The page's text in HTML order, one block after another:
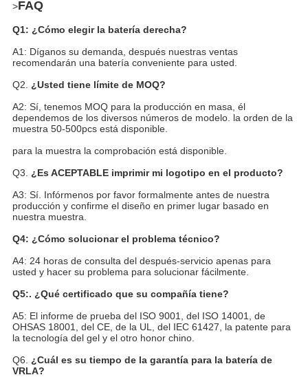
>FAQ
Q1: ¿Cómo elegir la batería derecha?
A1: Díganos su demanda, después nuestras ventas
recomendarán una batería conveniente para usted.
Q2. ¿Usted tiene límite de MOQ?
A2: Sí, tenemos MOQ para la producción en masa, él
dependemos de los diversos números de modelo. la orden de la
muestra 50-500pcs está disponible.
para la muestra la comprobación está disponible.
Q3. ¿Es ACEPTABLE imprimir mi logotipo en el producto?
A3: Sí. Infórmenos por favor formalmente antes de nuestra
producción y confirme el diseño en primer lugar basado en
nuestra muestra.
Q4: ¿Cómo solucionar el problema técnico?
A4: 24 horas de consulta del después-servicio apenas para
usted y hacer su problema para solucionar fácilmente.
Q5:. ¿Qué certificado que su compañía tiene?
A5: El informe de prueba del ISO 9001, del ISO 14001, de
OHSAS 18001, del CE, de la UL, del IEC 61427, la patente para
la tecnología del gel y el otro honor chino.
Q6. ¿Cuál es su tiempo de la garantía para la batería de
VRLA?